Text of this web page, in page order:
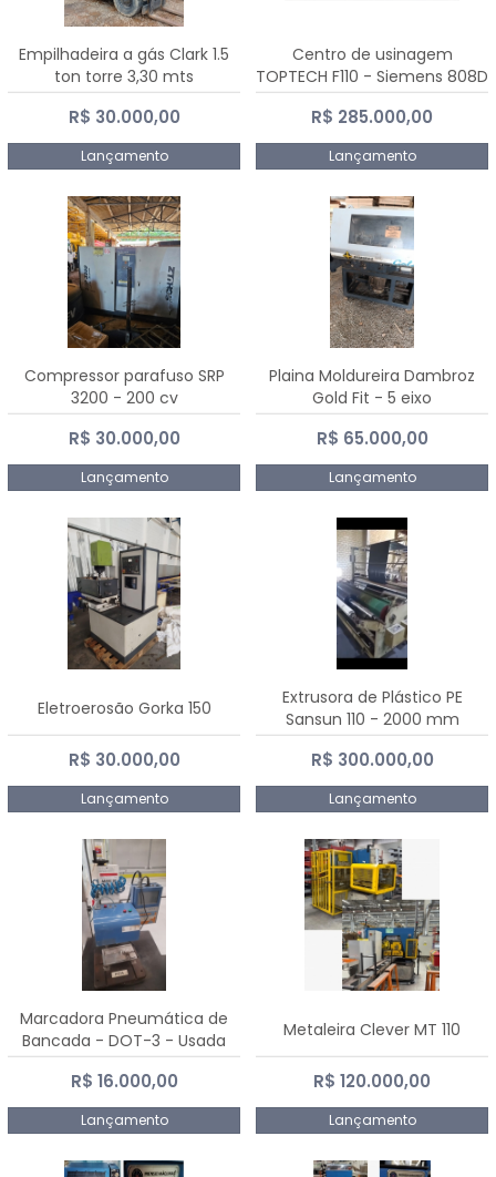
Empilhadeira a gás Clark 1.5
ton torre 3,30 mts
R$ 30.000,00
Lançamento
Centro de usinagem
TOPTECH F110 - Siemens 808D
Advanced
R$ 285.000,00
Lançamento
Compressor parafuso SRP
3200 - 200 cv
R$ 30.000,00
Lançamento
Plaina Moldureira Dambroz
Gold Fit - 5 eixo
R$ 65.000,00
Lançamento
Eletroerosão Gorka 150
R$ 30.000,00
Lançamento
Extrusora de Plástico PE
Sansun 110 - 2000 mm
R$ 300.000,00
Lançamento
Marcadora Pneumática de
Bancada - DOT-3 - Usada
R$ 16.000,00
Lançamento
Metaleira Clever MT 110
R$ 120.000,00
Lançamento